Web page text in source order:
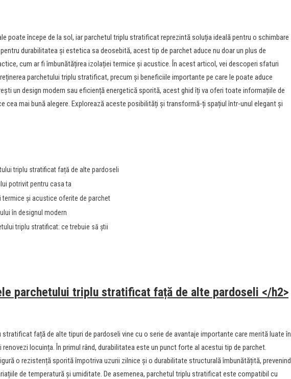
poate începe de la sol, iar parchetul triplu stratificat reprezintă soluția ideală pentru o schimbare
durabilitatea și estetica sa deosebită, acest tip de parchet aduce nu doar un plus de
cum ar fi îmbunătățirea izolației termice și acustice. În acest articol, vei descoperi sfaturi
parchetului triplu stratificat, precum și beneficiile importante pe care le poate aduce
un design modern sau eficiență energetică sporită, acest ghid îți va oferi toate informațiile de
cea mai bună alegere. Explorează aceste posibilități și transformă-ți spațiul într-unul elegant și
triplu stratificat față de alte pardoseli
potrivit pentru casa ta
termice și acustice oferite de parchet
în designul modern
triplu stratificat: ce trebuie să știi
parchetului triplu stratificat față de alte pardoseli </h2>
față de alte tipuri de pardoseli vine cu o serie de avantaje importante care merită luate în
locuința. În primul rând, durabilitatea este un punct forte al acestui tip de parchet.
o rezistență sporită împotriva uzurii zilnice și o durabilitate structurală îmbunătățită, prevenind
de temperatură și umiditate. De asemenea, parchetul triplu stratificat este compatibil cu